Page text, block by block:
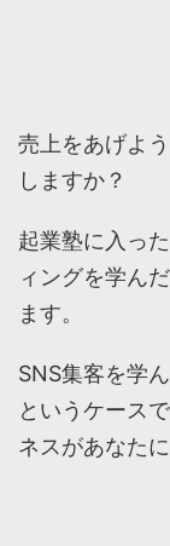
売上をあげよ
しますか？
起業塾に入っ
ィングを学ん
ます。
SNS集客を学
というケース
ネスがあなた